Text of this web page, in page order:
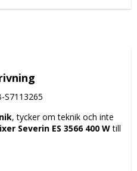
S7113265
, tycker om teknik och inte
Severin ES 3566 400 W till